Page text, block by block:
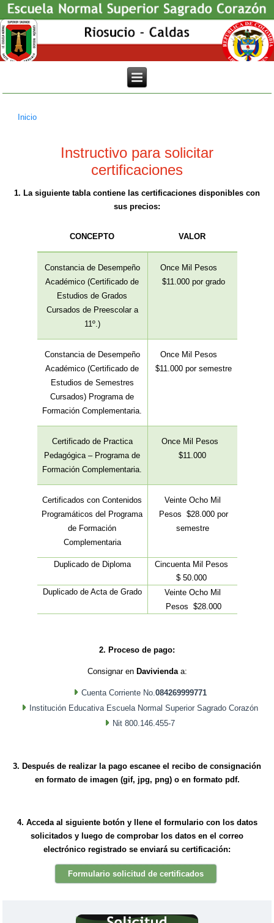
Usted está aquí
Inicio
Instructivo para solicitar
certificaciones
1. La siguiente tabla contiene las certificaciones disponibles con
sus precios:
CONCEPTO VALOR
Constancia de Desempeño
Académico (Certificado de
Estudios de Grados
Cursados de Preescolar a
11º.)
Once Mil Pesos
$11.000 por grado
Constancia de Desempeño
Académico (Certificado de
Estudios de Semestres
Cursados) Programa de
Formación Complementaria.
Once Mil Pesos
$11.000 por semestre
Certificado de Practica
Pedagógica – Programa de
Formación Complementaria.
Once Mil Pesos
$11.000
Certificados con Contenidos
Programáticos del Programa
de Formación
Complementaria
Veinte Ocho Mil
Pesos $28.000 por
semestre
Duplicado de Diploma
Cincuenta Mil Pesos
$ 50.000
Duplicado de Acta de Grado
Veinte Ocho Mil
Pesos $28.000
2. Proceso de pago:
Consignar en Daviviendaa:
Cuenta Corriente No. 084269999771
Institución Educativa Escuela Normal Superior Sagrado Corazón
Nit 800.146.455-7
3. Después de realizar la pago escanee el recibo de consignación
en formato de imagen (gif, jpg, png) o en formato pdf.
4. Acceda al siguiente botón y llene el formulario con los datos
solicitados y luego de comprobar los datos en el correo
electrónico registrado se enviará su certificación:
Formulario solicitud de certificados